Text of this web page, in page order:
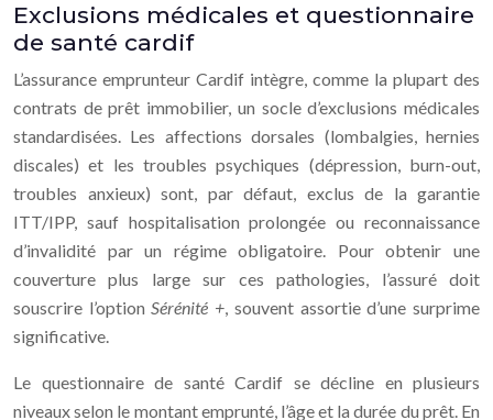
Exclusions médicales et questionnaire
de santé cardif
L’assurance emprunteur Cardif intègre, comme la plupart des
contrats de prêt immobilier, un socle d’exclusions médicales
standardisées. Les affections dorsales (lombalgies, hernies
discales) et les troubles psychiques (dépression, burn-out,
troubles anxieux) sont, par défaut, exclus de la garantie
ITT/IPP, sauf hospitalisation prolongée ou reconnaissance
d’invalidité par un régime obligatoire. Pour obtenir une
couverture plus large sur ces pathologies, l’assuré doit
souscrire l’optionSérénité +, souvent assortie d’une surprime
significative.
Le questionnaire de santé Cardif se décline en plusieurs
niveaux selon le montant emprunté, l’âge et la durée du prêt. En